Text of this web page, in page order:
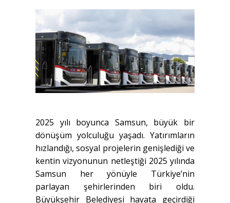
2025 yılı boyunca Samsun, büyük bir
dönüşüm yolculuğu yaşadı. Yatırımların
hızlandığı, sosyal projelerin genişlediği ve
kentin vizyonunun netleştiği 2025 yılında
Samsun her yönüyle Türkiye’nin
parlayan şehirlerinden biri oldu.
Büyükşehir Belediyesi hayata geçirdiği